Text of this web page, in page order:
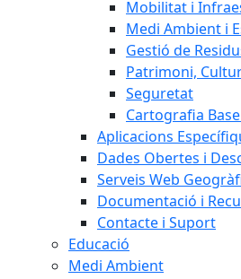
Mobilitat i
Medi Ambient i
Gestió de
Patrimoni,
Seguretat
Cartografia
Aplicacions
Dades Obertes i
Serveis Web
Documentació i
Contacte i Suport
Educació
Medi Ambient